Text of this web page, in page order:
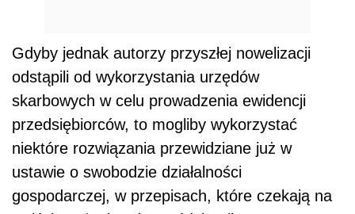
Gdyby jednak autorzy przyszłej nowelizacji
odstąpili od wykorzystania urzędów
skarbowych w celu prowadzenia ewidencji
przedsiębiorców, to mogliby wykorzystać
niektóre rozwiązania przewidziane już w
ustawie o swobodzie działalności
gospodarczej, w przepisach, które czekają na